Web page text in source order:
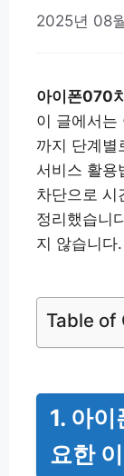
2025년 08
아이폰070
이 글에서는
까지 단계별
서비스 활용
차단으로 시
정리했습니
지 않습니다.
Table of
1. 아
요한